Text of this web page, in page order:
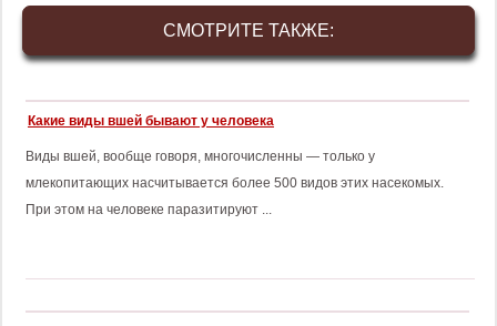
СМОТРИТЕ ТАКЖЕ:
Какие виды вшей бывают у человека
Виды вшей, вообще говоря, многочисленны — только у
млекопитающих насчитывается более 500 видов этих насекомых.
При этом на человеке паразитируют ...